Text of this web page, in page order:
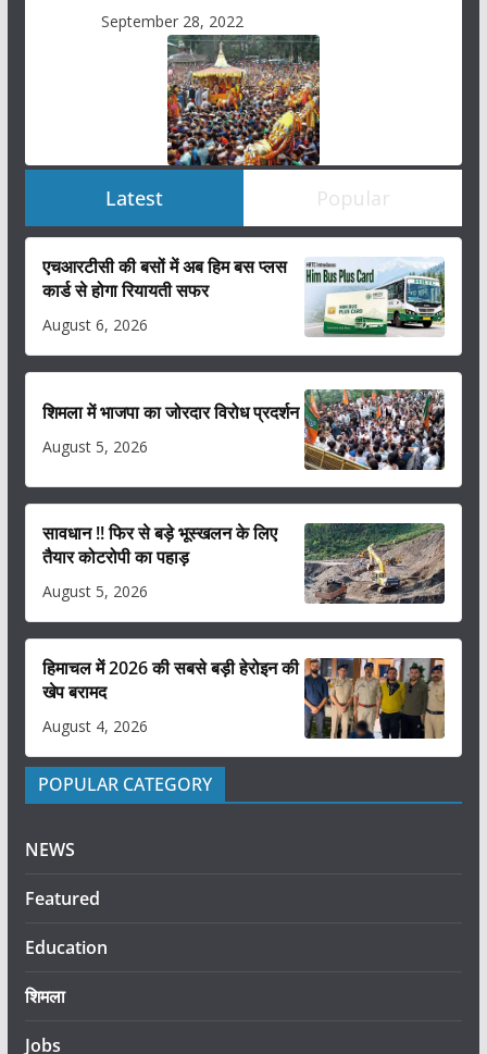
September 28, 2022
Latest Popular
एचआरटीसी की बसों में अब हिम बस प्लस
कार्ड से होगा रियायती सफर
August 6, 2026
शिमला में भाजपा का जोरदार विरोध प्रदर्शन
August 5, 2026
सावधान !! फिर से बड़े भूस्खलन के लिए
तैयार कोटरोपी का पहाड़
August 5, 2026
हिमाचल में 2026 की सबसे बड़ी हेरोइन की
खेप बरामद
August 4, 2026
POPULAR CATEGORY
NEWS
Featured
Education
शिमला
Jobs